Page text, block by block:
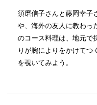
須磨信子さんと藤岡幸子
や、海外の友人に教わっ
のコース料理は、地元で
りが腕によりをかけてつ
を覗いてみよう。